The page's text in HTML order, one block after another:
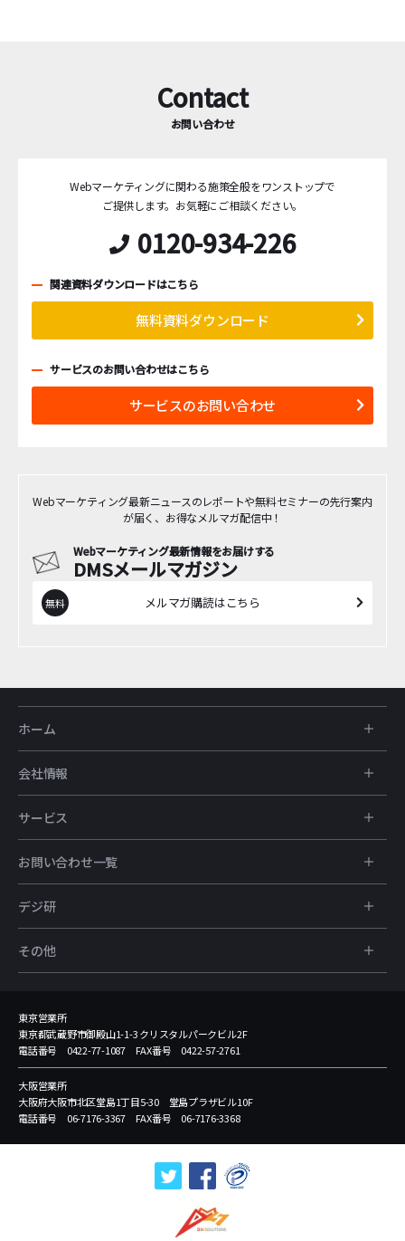
Contact
お問い合わせ
Webマーケティングに関わる施策全般をワンストップで
ご提供します。 お気軽にご相談ください。
0120-934-226
関連資料ダウンロードはこちら
無料資料ダウンロード
サービスのお問い合わせはこちら
サービスのお問い合わせ
Webマーケティング最新ニュースのレポートや無料セミナーの先行案内
が届く、お得なメルマガ配信中！
Webマーケティング最新情報をお届けする
DMSメールマガジン
メルマガ購読はこちら
ホーム
会社情報
サービス
お問い合わせ一覧
デジ研
その他
東京営業所
東京都武蔵野市御殿山1-1-3 クリスタルパークビル2F
電話番号 0422-77-1087 FAX番号 0422-57-2761
大阪営業所
大阪府大阪市北区堂島1丁目5-30 堂島プラザビル10F
電話番号 06-7176-3367 FAX番号 06-7176-3368